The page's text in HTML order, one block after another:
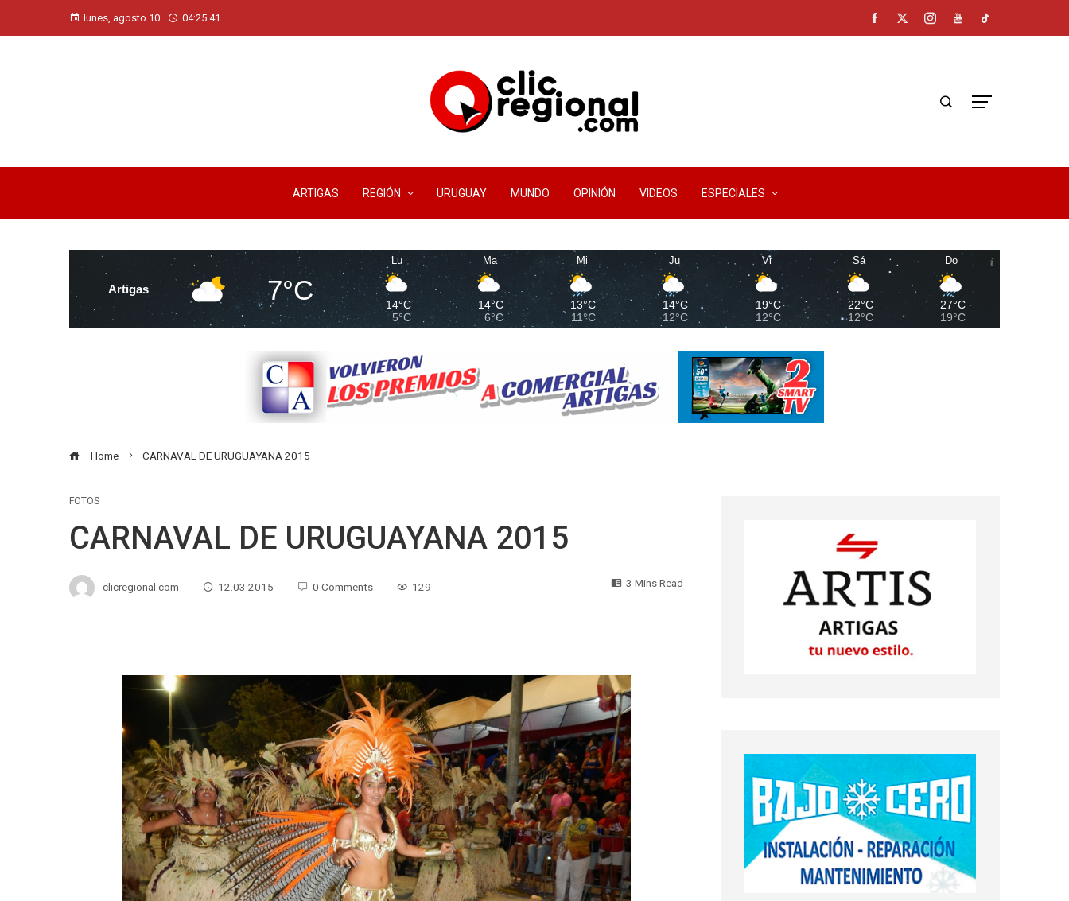
lunes, agosto 10 04:25:43
ARTIGAS REGIÓN URUGUAY MUNDO OPINIÓN VIDEOS ESPECIALES
Artigas 7°C
Lu
14°C
5°C
Ma
14°C
6°C
Mi
13°C
11°C
Ju
14°C
12°C
Vi
19°C
12°C
Sá
22°C
12°C
Do
27°C
19°C
Home CARNAVAL DE URUGUAYANA 2015
FOTOS
CARNAVAL DE URUGUAYANA 2015
clicregional.com 12.03.2015 0 Comments 129 3 Mins Read